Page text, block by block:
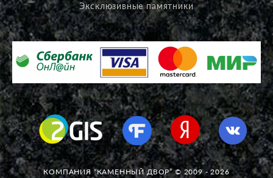
Эксклюзивные памятники
КОМПАНИЯ “КАМЕННЫЙ ДВОР” © 2009 - 2026